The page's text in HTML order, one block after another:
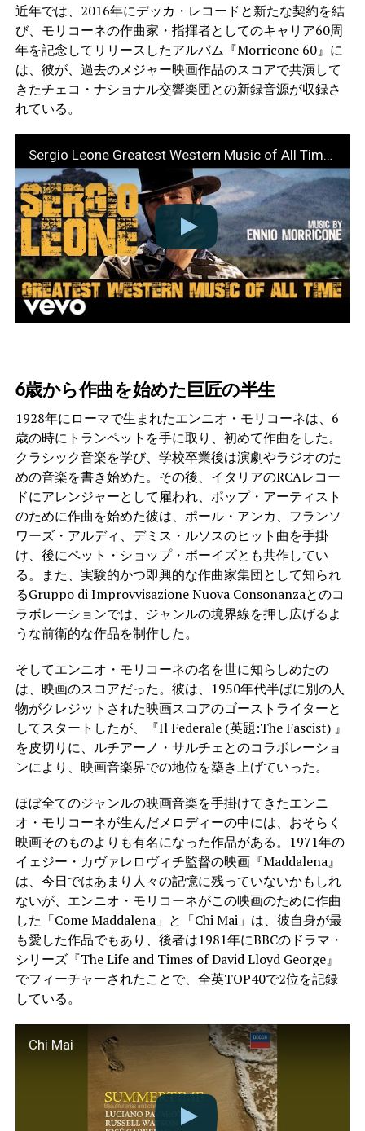
近年では、2016年にデッカ・レコードと新たな契約を結
び、モリコーネの作曲家・指揮者としてのキャリア60周
年を記念してリリースしたアルバム『Morricone 60』に
は、彼が、過去のメジャー映画作品のスコアで共演して
きたチェコ・ナショナル交響楽団との新録音源が収録さ
れている。
Sergio Leone Greatest Western Music of All Time (2018 Remastered 𝐇𝐃 Audio)
6歳から作曲を始めた巨匠の半生
1928年にローマで生まれたエンニオ・モリコーネは、6
歳の時にトランペットを手に取り、初めて作曲をした。
クラシック音楽を学び、学校卒業後は演劇やラジオのた
めの音楽を書き始めた。その後、イタリアのRCAレコー
ドにアレンジャーとして雇われ、ポップ・アーティスト
のために作曲を始めた彼は、ポール・アンカ、フランソ
ワーズ・アルディ、デミス・ルソスのヒット曲を手掛
け、後にペット・ショップ・ボーイズとも共作してい
る。また、実験的かつ即興的な作曲家集団として知られ
るGruppo di Improvvisazione Nuova Consonanzaとのコ
ラボレーションでは、ジャンルの境界線を押し広げるよ
うな前衛的な作品を制作した。
そしてエンニオ・モリコーネの名を世に知らしめたの
は、映画のスコアだった。彼は、1950年代半ばに別の人
物がクレジットされた映画スコアのゴーストライターと
してスタートしたが、『Il Federale (英題:The Fascist) 』
を皮切りに、ルチアーノ・サルチェとのコラボレーショ
ンにより、映画音楽界での地位を築き上げていった。
ほぼ全てのジャンルの映画音楽を手掛けてきたエンニ
オ・モリコーネが生んだメロディーの中には、おそらく
映画そのものよりも有名になった作品がある。1971年の
イェジー・カヴァレロヴィチ監督の映画『Maddalena』
は、今日ではあまり人々の記憶に残っていないかもしれ
ないが、エンニオ・モリコーネがこの映画のために作曲
した「Come Maddalena」と「Chi Mai」は、彼自身が最
も愛した作品でもあり、後者は1981年にBBCのドラマ・
シリーズ『The Life and Times of David Lloyd George』
でフィーチャーされたことで、全英TOP40で2位を記録
している。
Chi Mai